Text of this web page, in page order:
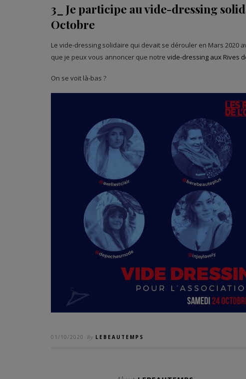
3_ Je participe au vide-dressing
Octobre
Le vide-dressing solidaire qui devait se dérouler en Mars 2020
que je peux vous annoncer que notre vide-dressing aux Rives
On se voit là-bas ?
01/10/2020 By LEBEAUTEMPS